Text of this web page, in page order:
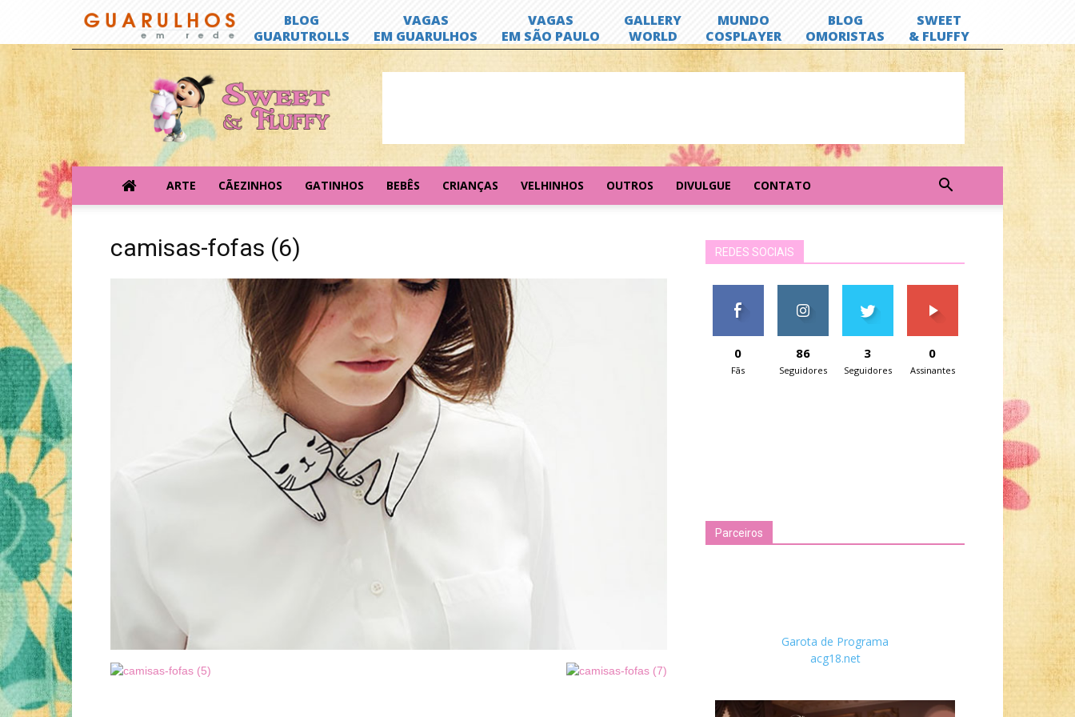
Sweet
&
Fluffy
ARTE CÃEZINHOS GATINHOS BEBÊS CRIANÇAS VELHINHOS OUTROS DIVULGUE CONTATO
camisas-fofas (6) REDES SOCIAIS
0
Fãs
86
Seguidores
3
Seguidores
0
Assinantes
Parceiros
Garota de Programa
acg18.net